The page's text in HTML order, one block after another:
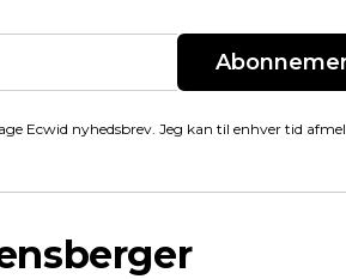
Ecwid nyhedsbrev. Jeg kan til enhver tid